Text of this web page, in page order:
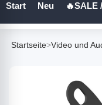
Start Neu 🔥SALE
🔧 Werkzeug
Startseite>Video und